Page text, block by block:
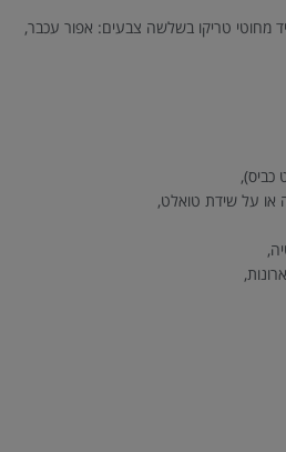
מחוטי טריקו בשלשה צבעים: אפור עכבר,
כביס),
או על שידת טואלט,